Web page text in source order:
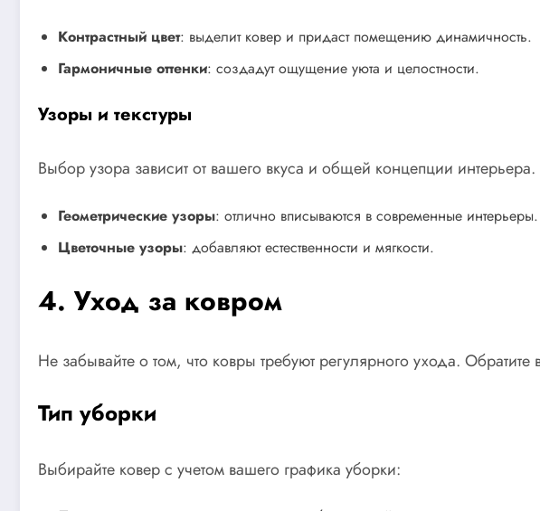
Контрастный цвет: выделит ковер и придаст помещению динамичность.
Гармоничные оттенки: создадут ощущение уюта и целостности.
Узоры и текстуры
Выбор узора зависит от вашего вкуса и общей концепции
Геометрические узоры: отлично вписываются в современные интерьеры.
Цветочные узоры: добавляют естественности и мягкости.
4. Уход за ковром
Не забывайте о том, что ковры требуют регулярного ухода.
Тип уборки
Выбирайте ковер с учетом вашего графика уборки: